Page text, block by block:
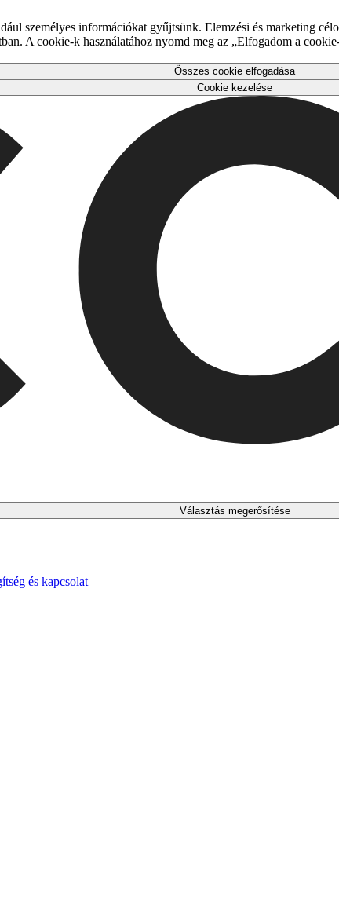
személyes információkat gyűjtsünk. Elemzési és marketing
A cookie-k használatához nyomd meg az „Elfogadom a
Összes cookie elfogadása
Cookie kezelése
Választás megerősítése
és kapcsolat